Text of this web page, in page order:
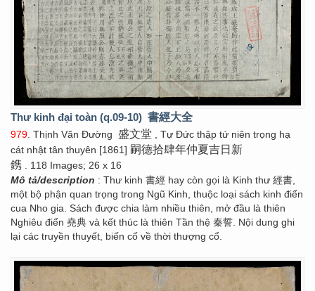
Thư kinh đại toàn (q.09-10) 書經大全
979 . Thịnh Văn Đường 盛文堂 , Tự Đức thập tứ niên trọng hạ
cát nhật tân thuyên [1861] 嗣德拾肆年仲夏吉日新
鎸 . 118 Images; 26 x 16
Mô tả/description : Thư kinh 書經 hay còn gọi là Kinh thư 經書,
một bộ phận quan trọng trong Ngũ Kinh, thuộc loại sách kinh điển
cua Nho gia. Sách được chia làm nhiều thiên, mở đầu là thiên
Nghiêu điển 堯典 và kết thúc là thiên Tần thệ 秦誓. Nội dung ghi
lại các truyền thuyết, biến cố về thời thượng cổ.